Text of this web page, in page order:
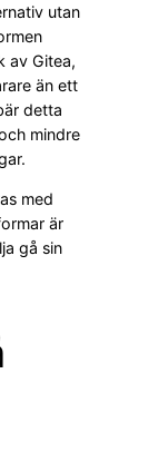
utan
av Gitea,
än ett
detta
mindre
med
är
gå sin